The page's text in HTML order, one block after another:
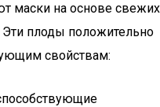
маски на основе свежих
Эти плоды положительно
свойствам: